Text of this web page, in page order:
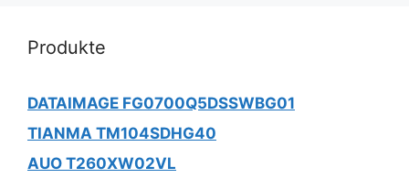
Produkte
DATAIMAGE FG0700Q5DSSWBG01
TIANMA TM104SDHG40
AUO T260XW02VL